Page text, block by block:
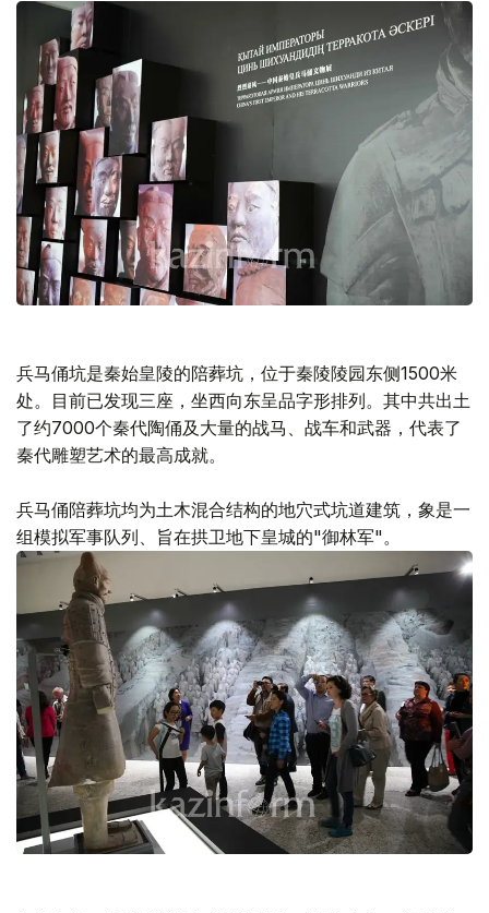
兵马俑坑是秦始皇陵的陪葬坑，位于秦陵陵园东侧1500米
处。目前已发现三座，坐西向东呈品字形排列。其中共出土
了约7000个秦代陶俑及大量的战马、战车和武器，代表了
秦代雕塑艺术的最高成就。
兵马俑陪葬坑均为土木混合结构的地穴式坑道建筑，象是一
组模拟军事队列、旨在拱卫地下皇城的"御林军"。